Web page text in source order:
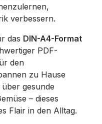
verbessern.
das DIN-A4-Format
PDF-
den
zu Hause
gesunde
– dieses
Flair in den Alltag.